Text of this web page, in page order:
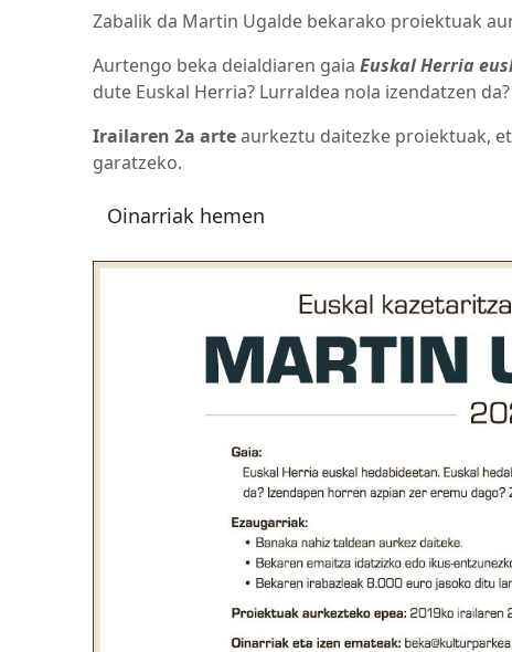
Zabalik da Martin Ugalde bekarako proiektuak
Aurtengo beka deialdiaren gaia Euskal Herria
dute Euskal Herria? Lurraldea nola izendatzen
Irailaren 2a arteaurkeztu daitezke proiektuak,
garatzeko.
Oinarriak hemen